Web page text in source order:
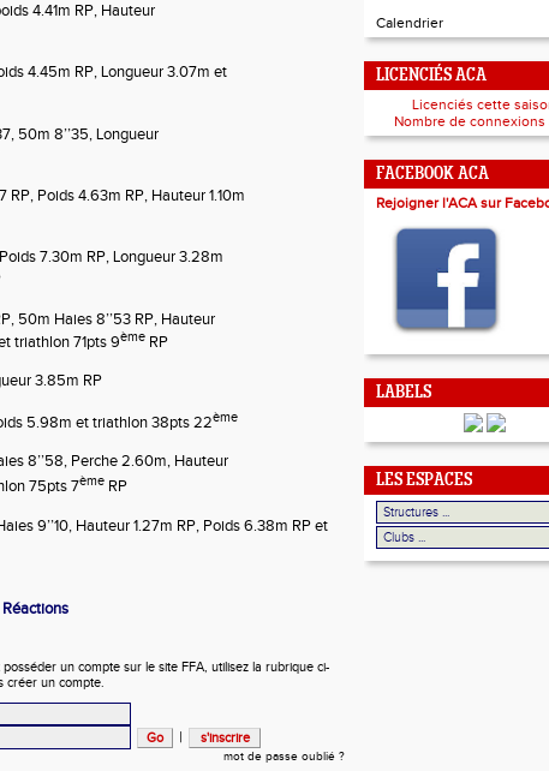
4.41m RP, Hauteur
4.45m RP, Longueur 3.07m et
50m 8’’35,Longueur
RP, Poids 4.63m RP, Hauteur 1.10m
7.30m RP, Longueur 3.28m
50m Haies 8’’53 RP, Hauteur
triathlon 71pts 9ème RP
3.85m RP
5.98m ettriathlon 38pts 22ème
8’’58, Perche 2.60m, Hauteur
75pts 7ème RP
9’’10, Hauteur 1.27m RP, Poids 6.38m RP et
Réactions
un compte sur le site FFA, utilisez la rubrique ci-
créer un compte.
|
mot de passe oublié ?
Calendrier
LICENCIÉS ACA
Licenciés cette
Nombre de connexions
FACEBOOK ACA
Rejoigner l'ACA sur
LABELS
LES ESPACES